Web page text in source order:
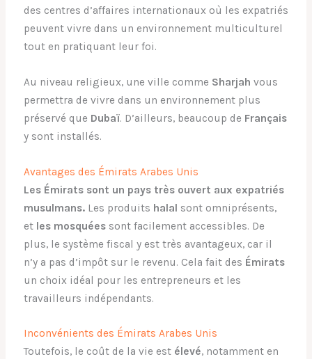
des centres d’affaires internationaux où les expatriés
peuvent vivre dans un environnement multiculturel
tout en pratiquant leur foi.
Au niveau religieux, une ville comme Sharjah vous
permettra de vivre dans un environnement plus
préservé que Dubaï. D’ailleurs, beaucoup de Français
y sont installés.
Avantages des Émirats Arabes Unis
Les Émirats sont un pays très ouvert aux expatriés
musulmans.Les produits halal sont omniprésents,
et les mosquéessont facilement accessibles. De
plus, le système fiscal y est très avantageux, car il
n’y a pas d’impôt sur le revenu. Cela fait des Émirats
un choix idéal pour les entrepreneurs et les
travailleurs indépendants.
Inconvénients des Émirats Arabes Unis
Toutefois, le coût de la vie est élevé, notamment en